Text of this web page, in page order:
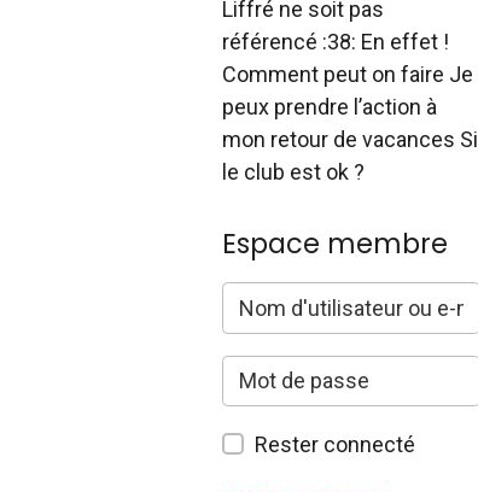
Liffré ne soit pas
référencé :38: En effet !
Comment peut on faire Je
peux prendre l’action à
mon retour de vacances Si
le club est ok ?
Espace membre
Rester connecté